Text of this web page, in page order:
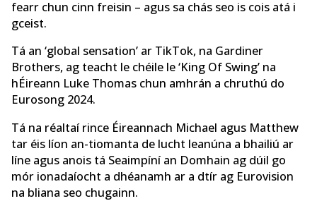
fearr chun cinn freisin – agus sa chás seo is cois atá i
gceist.
Tá an ‘global sensation’ ar TikTok, na Gardiner
Brothers, ag teacht le chéile le ‘King Of Swing’ na
hÉireann Luke Thomas chun amhrán a chruthú do
Eurosong 2024.
Tá na réaltaí rince Éireannach Michael agus Matthew
tar éis líon an-tiomanta de lucht leanúna a bhailiú ar
líne agus anois tá Seaimpíní an Domhain ag dúil go
mór ionadaíocht a dhéanamh ar a dtír ag Eurovision
na bliana seo chugainn.